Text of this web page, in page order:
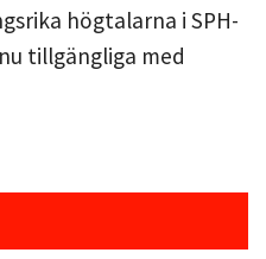
högtalarna i SPH-
tillgängliga med